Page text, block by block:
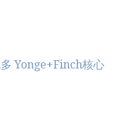
Yonge+Finch核心